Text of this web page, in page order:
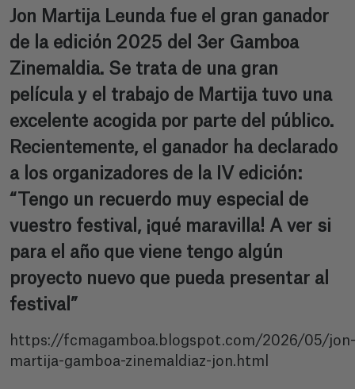
Jon Martija Leunda fue el gran ganador
de la edición 2025 del 3er Gamboa
Zinemaldia. Se trata de una gran
película y el trabajo de Martija tuvo una
excelente acogida por parte del público.
Recientemente, el ganador ha declarado
a los organizadores de la IV edición:
“Tengo un recuerdo muy especial de
vuestro festival, ¡qué maravilla! A ver si
para el año que viene tengo algún
proyecto nuevo que pueda presentar al
festival”
https://fcmagamboa.blogspot.com/2026/05/jon-
martija-gamboa-zinemaldiaz-jon.html